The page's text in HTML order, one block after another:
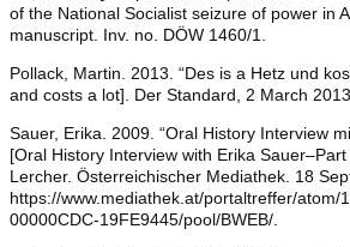
of the National Socialist seizure of power in
manuscript. Inv. no. DÖW 1460/1.
Pollack, Martin. 2013. “Des is a Hetz und
and costs a lot]. Der Standard, 2 March
Sauer, Erika. 2009. “Oral History Interview
[Oral History Interview with Erika
Lercher. Österreichischer Mediathek. 18
https://www.mediathek.at/portaltreffer/atom/
00000CDC-19FE9445/pool/BWEB/.